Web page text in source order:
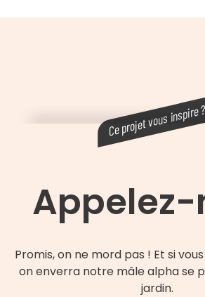
Appelez-
Promis, on ne mord pas ! Et si
on enverra notre mâle alpha se
jardin.